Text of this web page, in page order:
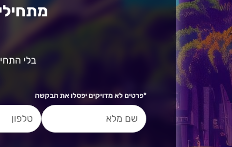
בלי
*פרטים לא מדויקים יפסלו את הבקשה